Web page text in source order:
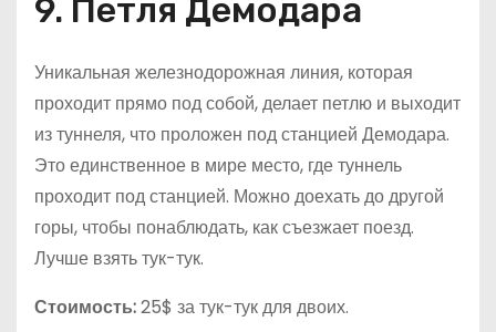
9. Петля Демодара
Уникальная железнодорожная линия, которая
проходит прямо под собой, делает петлю и выходит
из туннеля, что проложен под станцией Демодара.
Это единственное в мире место, где туннель
проходит под станцией. Можно доехать до другой
горы, чтобы понаблюдать, как съезжает поезд.
Лучше взять тук-тук.
Стоимость:25$ за тук-тук для двоих.